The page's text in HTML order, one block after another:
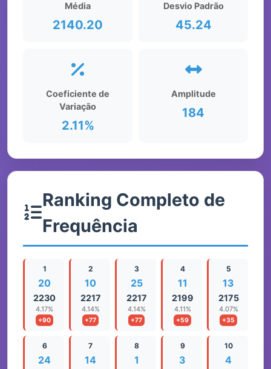
Média
2140.20
Desvio Padrão
45.24
Coeficiente de
Variação
2.11%
Amplitude
184
Ranking Completo de
Frequência
1
20
2230
4.17%
+90
2
10
2217
4.14%
+77
3
25
2217
4.14%
+77
4
11
2199
4.11%
+59
5
13
2175
4.07%
+35
6
24
7
14
8
1
9
3
10
4